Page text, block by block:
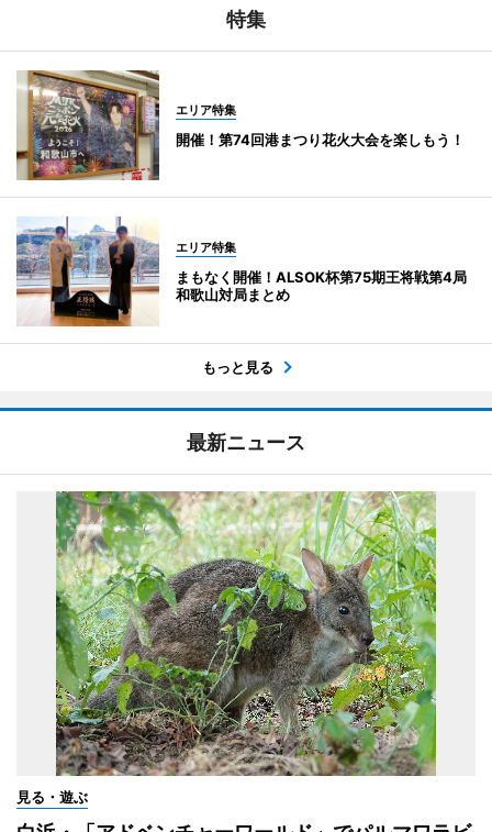
特集
エリア特集
開催！第74回港まつり花火大会を楽しもう！
エリア特集
まもなく開催！ALSOK杯第75期王将戦第4局
和歌山対局まとめ
もっと見る
最新ニュース
見る・遊ぶ